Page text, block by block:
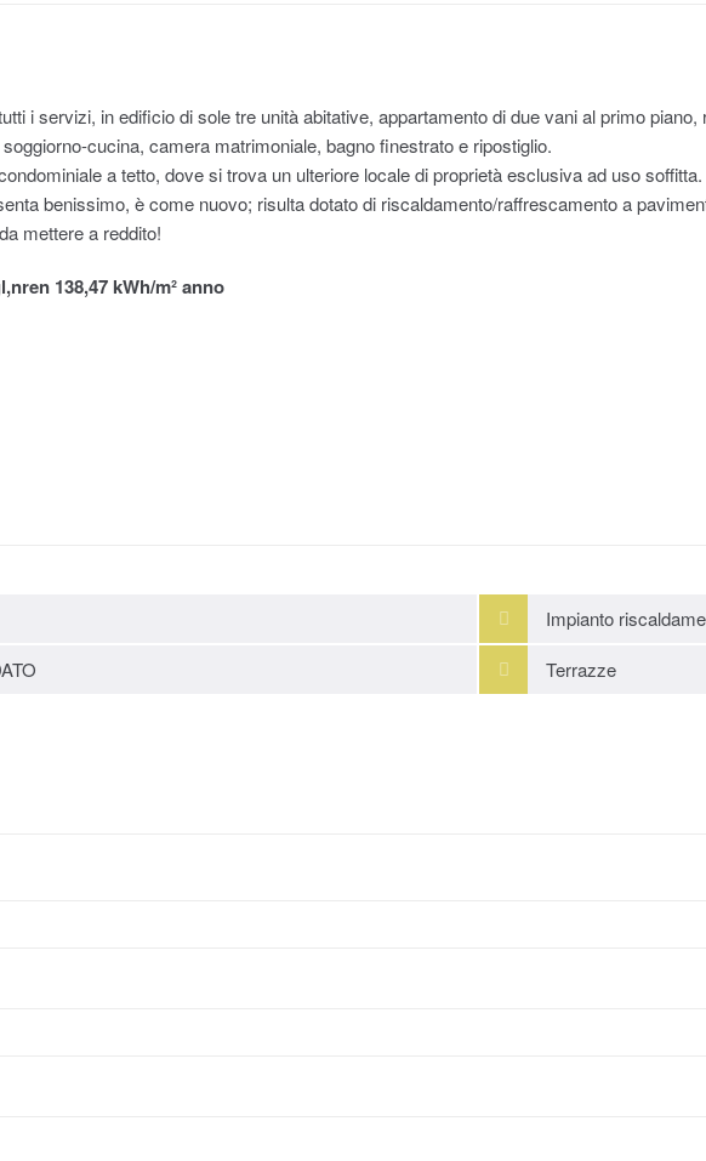
i servizi, in edificio di sole tre unità abitative, appartamento di due vani al primo
cucina, camera matrimoniale, bagno finestrato e ripostiglio.
a tetto, dove si trova un ulteriore locale di proprietà esclusiva ad uso soffitta.
benissimo, è come nuovo; risulta dotato di riscaldamento/raffrescamento a
mettere a reddito!
138,47 kWh/m² anno
Impianto
Terrazze